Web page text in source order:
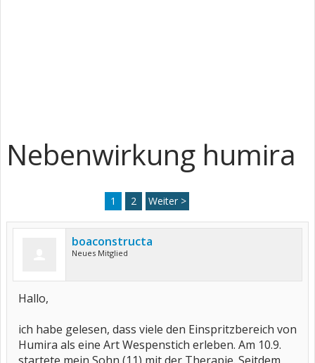
Nebenwirkung humira
1 2 Weiter >
boaconstructa
Neues Mitglied
Hallo,
ich habe gelesen, dass viele den Einspritzbereich von
Humira als eine Art Wespenstich erleben. Am 10.9.